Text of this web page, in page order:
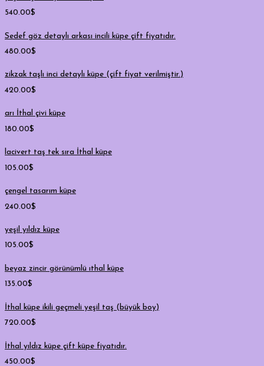
540.00$
Sedef göz detaylı arkası incili küpe çift fiyatıdır.
480.00$
zikzak taşlı inci detaylı küpe (çift fiyat verilmiştir.)
420.00$
arı İthal çivi küpe
180.00$
lacivert taş tek sıra İthal küpe
105.00$
çengel tasarım küpe
240.00$
yeşil yıldız küpe
105.00$
beyaz zincir görünümlü ıthal küpe
135.00$
İthal küpe ikili geçmeli yeşil taş (büyük boy)
720.00$
İthal yıldız küpe çift küpe fiyatıdır.
450.00$